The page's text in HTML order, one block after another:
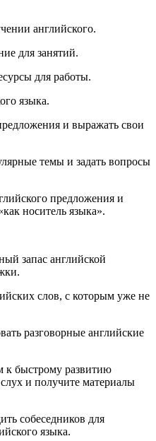
английского.
для занятий.
для работы.
языка.
и выражать свои
темы и задать вопросы
предложения и
носитель языка».
запас английской
слов, с которым уже не
разговорные английские
к быстрому развитию
и получите материалы
собеседников для
языка.